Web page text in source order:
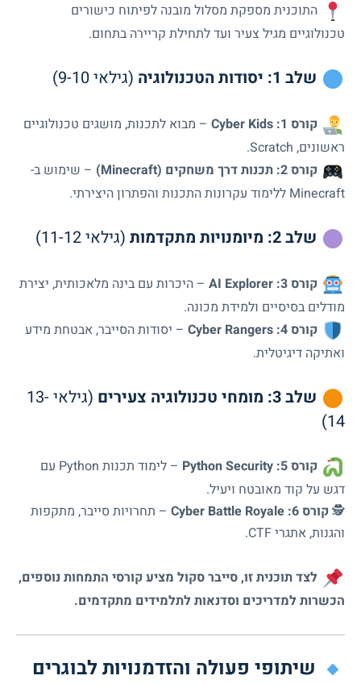
התוכנית מספקת מסלול מובנה לפיתוח כישורים
טכנולוגיים מגיל צעיר ועד לתחילת קריירה בתחום.
שלב 1: יסודות הטכנולוגיה (גילאי 9-10)
קורס 1: Cyber Kids
– מבוא לתכנות, מושגים טכנולוגיים
ראשונים, Scratch.
קורס 2: תכנות דרך משחקים (Minecraft)
– שימוש ב-
Minecraft ללימוד עקרונות התכנות והפתרון היצירתי.
שלב 2: מיומנויות מתקדמות (גילאי 11-12)
קורס 3: AI Explorer
– היכרות עם בינה מלאכותית, יצירת
מודלים בסיסיים ולמידת מכונה.
קורס 4: Cyber Rangers
– יסודות הסייבר, אבטחת מידע
ואתיקה דיגיטלית.
שלב 3: מומחי טכנולוגיה צעירים
(גילאי 13-
14)
קורס 5: Python Security
– לימוד תכנות Python עם
דגש על קוד מאובטח ויעיל.
🕵️ קורס 6: Cyber Battle Royale
– תחרויות סייבר, מתקפות
והגנות, אתגרי CTF.
לצד תוכנית זו, סייבר סקול מציע קורסי התמחות נוספים,
הכשרות למדריכים וסדנאות לתלמידים מתקדמים.
שיתופי פעולה והזדמנויות לבוגרים